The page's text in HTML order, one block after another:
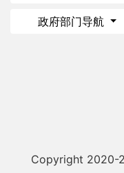
政府部门导航
Copyright 2020-